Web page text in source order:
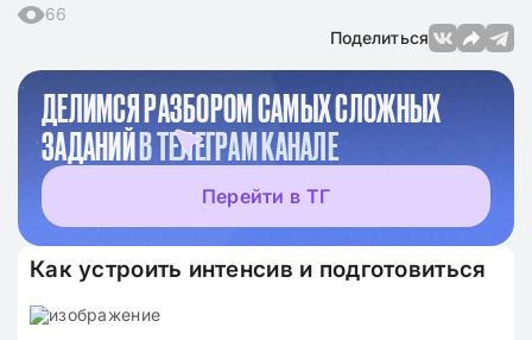
66
Поделиться
ДЕЛИМСЯ РАЗБОРОМ САМЫХ СЛОЖНЫХ
ЗАДАНИЙВ ТЕЛЕГРАМ КАНАЛЕ
Перейти в ТГ
Как устроить интенсив и подготовиться